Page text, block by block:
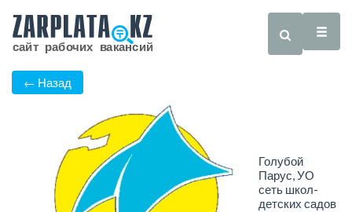
← Назад
Голубой
Парус, УО
сеть школ-
детских садов